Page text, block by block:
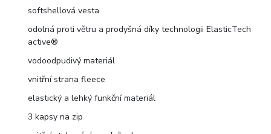
softshellová vesta
odolná proti větru a prodyšná díky technologii ElasticTech
active®
vodoodpudivý materiál
vnitřní strana fleece
elastický a lehký funkční materiál
3 kapsy na zip